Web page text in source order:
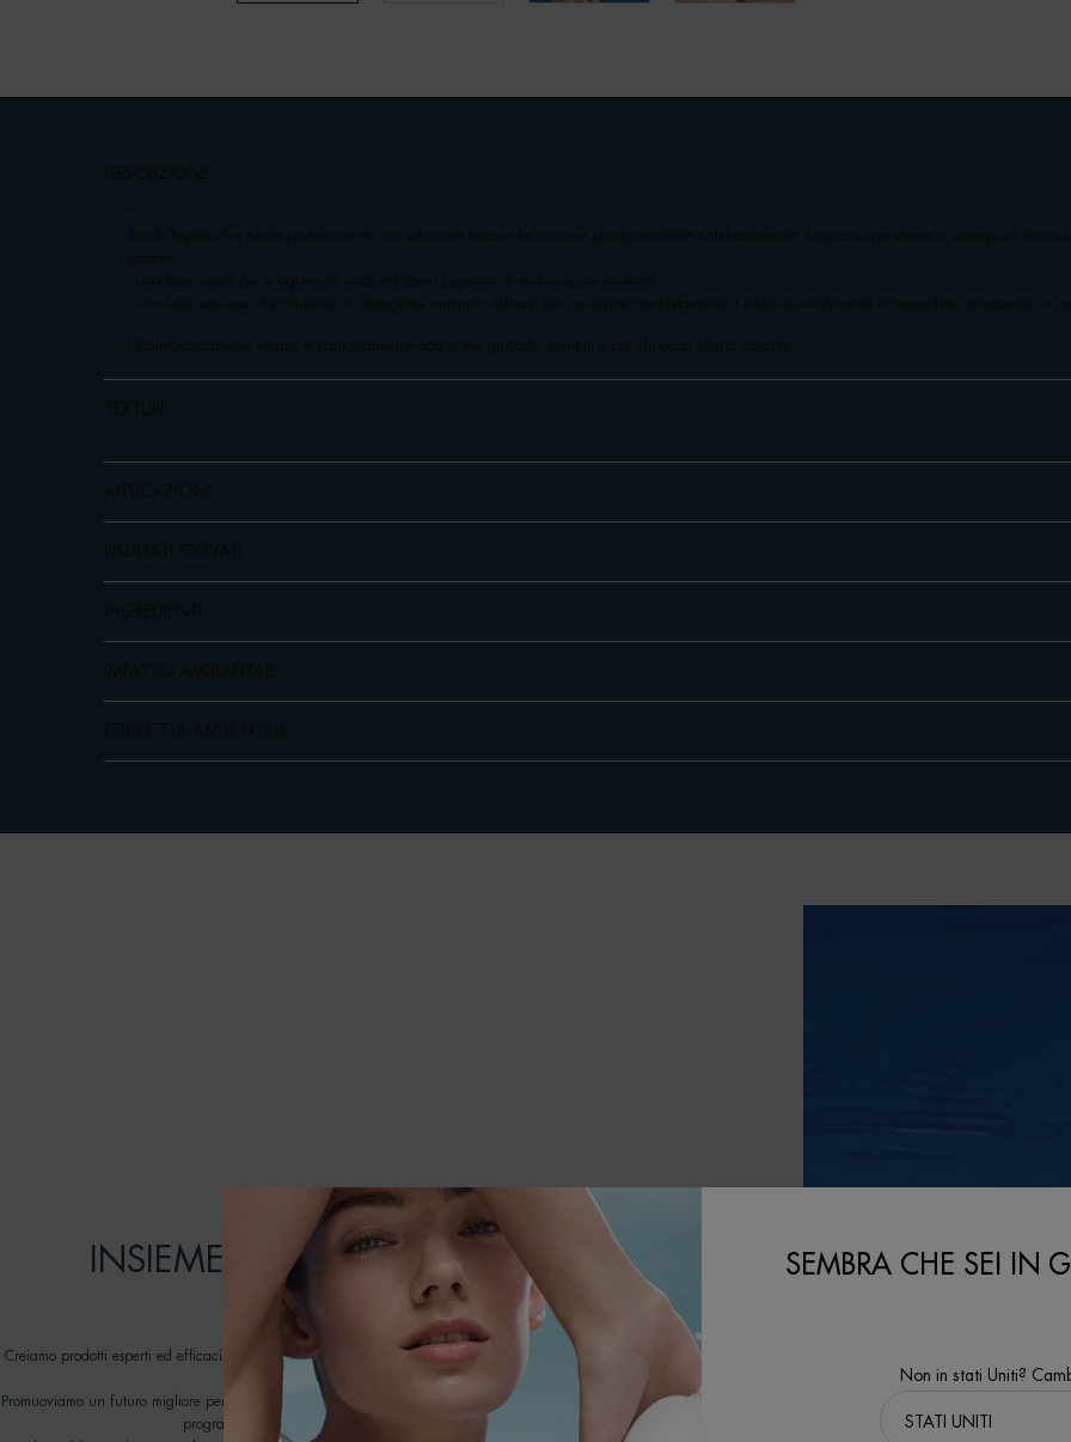
[ IMPEGNI ]
INSIEME POSSIAMO FARE LA
DIFFERENZA
Creiamo prodotti esperti ed efficaci, pensati per durare: prendendoci cura della pelle contribuendo al
rispetto degli oceani.
Promuoviamo un futuro migliore per i nostri oceani lavorando con ONG dedicate nell'ambito del nostro
programma Biotherm Water Lovers dal 2012.
SEMBRA CHE SEI IN
Non in stati Uniti?